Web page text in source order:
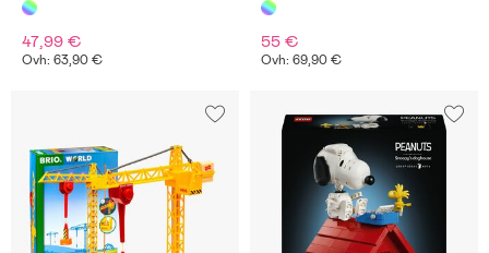
47,99 €
Ovh: 63,90 €
55 €
Ovh: 69,90 €